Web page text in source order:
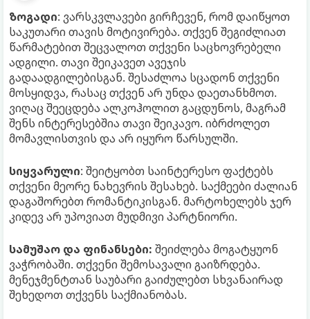
ზოგადი: ვარსკვლავები გირჩევენ, რომ დაიწყოთ
საკუთარი თავის მოტივირება. თქვენ შეგიძლიათ
წარმატებით შეცვალოთ თქვენი საცხოვრებელი
ადგილი. თავი შეიკავეთ ავეჯის
გადაადგილებისგან. შესაძლოა სცადონ თქვენი
მოსყიდვა, რასაც თქვენ არ უნდა დაეთანხმოთ.
ვიღაც შეეცდება ალკოჰოლით გაცდუნოს, მაგრამ
შენს ინტერესებშია თავი შეიკავო. იბრძოლეთ
მომავლისთვის და არ იყურო წარსულში.
სიყვარული: შეიტყობთ საინტერესო ფაქტებს
თქვენი მეორე ნახევრის შესახებ. საქმეები ძალიან
დაგაშორებთ რომანტიკისგან. მარტოხელებს ჯერ
კიდევ არ უპოვიათ მუდმივი პარტნიორი.
სამუშაო და ფინანსები: შეიძლება მოგატყუონ
ვაჭრობაში. თქვენი შემოსავალი გაიზრდება.
მენეჯმენტთან საუბარი გაიძულებთ სხვანაირად
შეხედოთ თქვენს საქმიანობას.